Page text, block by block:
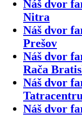
Náš dvor
Nitra
Náš dvor
Prešov
Náš dvor
Rača
Náš dvor
Náš dvor